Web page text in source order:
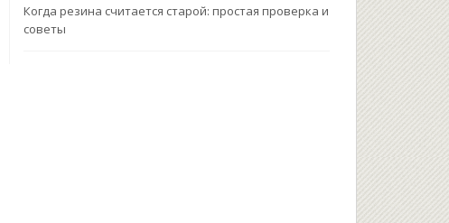
Когда резина считается старой: простая проверка и
советы